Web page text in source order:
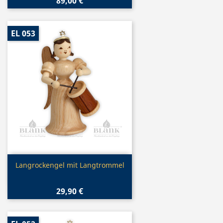
Vorschau
Langrockengel mit Langtrommel
29,90 €
EL 053